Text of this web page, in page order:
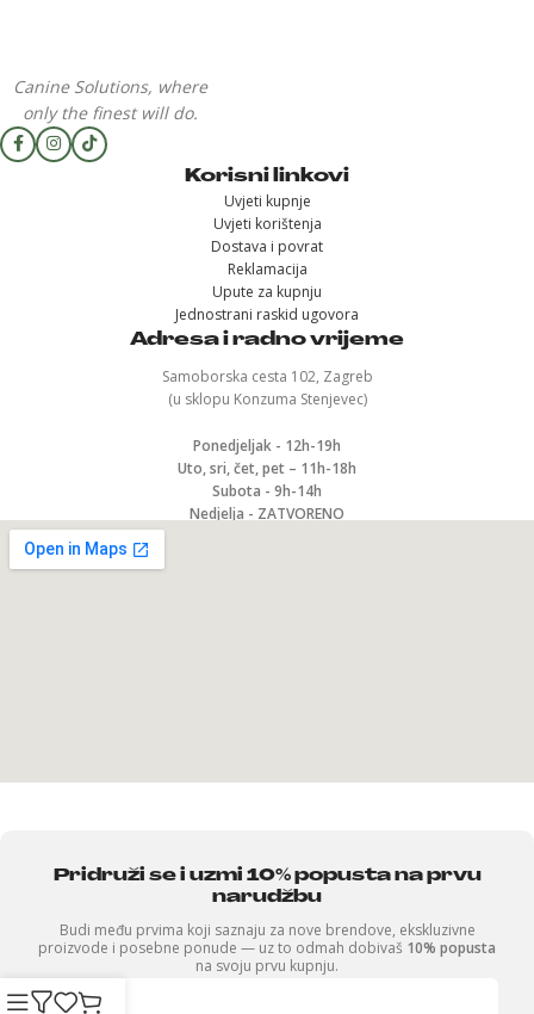
Canine Solutions, where
only the finest will do.
Korisni linkovi
Uvjeti kupnje
Uvjeti korištenja
Dostava i povrat
Reklamacija
Upute za kupnju
Jednostrani raskid ugovora
Adresa i radno vrijeme
Samoborska cesta 102, Zagreb
(u sklopu Konzuma Stenjevec)
Ponedjeljak - 12h-19h
Uto, sri, čet, pet – 11h-18h
Subota - 9h-14h
Nedjelja - ZATVORENO
Pridruži se i uzmi 10% popusta na prvu
narudžbu
Budi među prvima koji saznaju za nove brendove, ekskluzivne
proizvode i posebne ponude — uz to odmah dobivaš 10% popusta
na svoju prvu kupnju.